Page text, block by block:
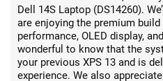
Dell 14S Laptop (DS14260).
are enjoying the premium build
performance, OLED display,
wonderful to know that the
your previous XPS 13 and is
experience. We also